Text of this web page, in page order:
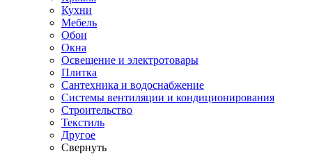
Кухни
Мебель
Обои
Окна
Освещение и электротовары
Плитка
Сантехника и водоснабжение
Системы вентиляции и кондиционирования
Строительство
Текстиль
Другое
Свернуть